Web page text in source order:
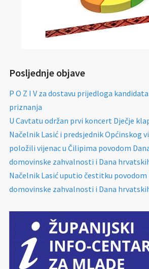
Posljednje objave
P O Z I V za dostavu prijedloga
priznanja
U Cavtatu održan prvi koncert Dječje
Načelnik Lasić i predsjednik Općinskog
položili vijenac u Čilipima povodom
domovinske zahvalnosti i Dana
Načelnik Lasić uputio čestitku povodom
domovinske zahvalnosti i Dana